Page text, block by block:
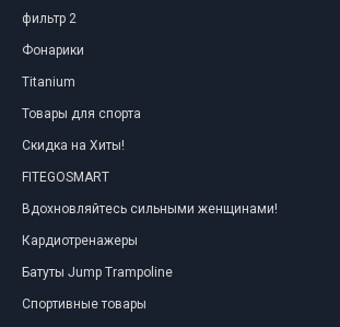
фильтр 2
Фонарики
Titanium
Товары для спорта
Скидка на Хиты!
FITEGOSMART
Вдохновляйтесь сильными женщинами!
Кардиотренажеры
Батуты Jump Trampoline
Спортивные товары